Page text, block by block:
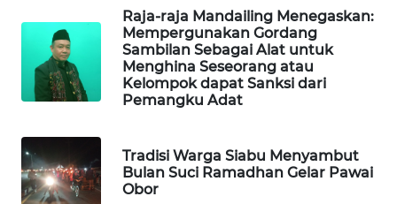
Raja-raja Mandailing Menegaskan:
Mempergunakan Gordang
Sambilan Sebagai Alat untuk
Menghina Seseorang atau
Kelompok dapat Sanksi dari
Pemangku Adat
Tradisi Warga Siabu Menyambut
Bulan Suci Ramadhan Gelar Pawai
Obor
MEDAN
NEWS
METRO
KRT
NEWS